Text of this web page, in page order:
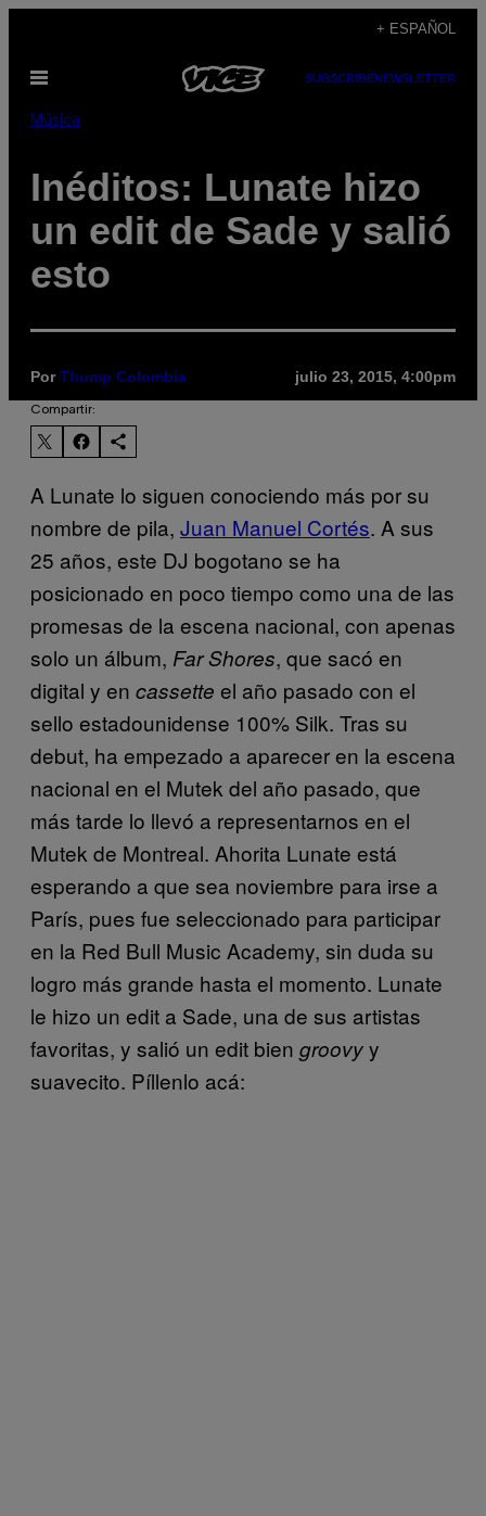
contenido
+ ESPAÑOL
Abrir
SUBSCRIBENEWSLETTER
Música
Inéditos: Lunate hizo
un edit de Sade y salió
esto
PorThump Colombia julio 23, 2015, 4:00pm
Compartir:
A Lunate lo siguen conociendo más por su
nombre de pila, Juan Manuel Cortés. A sus
25 años, este DJ bogotano se ha
posicionado en poco tiempo como una de las
promesas de la escena nacional, con apenas
solo un álbum, Far Shores, que sacó en
digital y en cassette el año pasado con el
sello estadounidense 100% Silk. Tras su
debut, ha empezado a aparecer en la escena
nacional en el Mutek del año pasado, que
más tarde lo llevó a representarnos en el
Mutek de Montreal. Ahorita Lunate está
esperando a que sea noviembre para irse a
París, pues fue seleccionado para participar
en la Red Bull Music Academy, sin duda su
logro más grande hasta el momento. Lunate
le hizo un edit a Sade, una de sus artistas
favoritas, y salió un edit bien groovyy
suavecito. Píllenlo acá: